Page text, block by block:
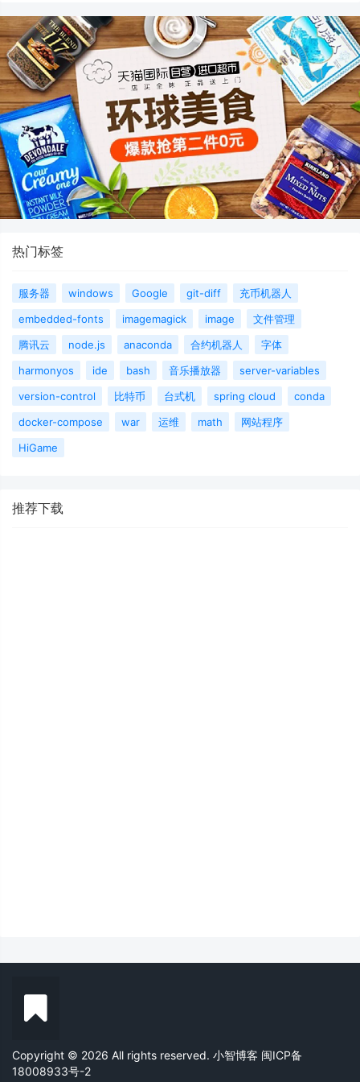
热门标签
服务器 windows Google git-diff
充币机器人
embedded-fonts
imagemagick image
文件管理
腾讯云
node.js anaconda 合约机器人
字体
harmonyos
ide bash 音乐播放器
server-variables
version-control
比特币 台式机 spring cloud
conda
docker-compose
war 运维 math
网站程序
HiGame
推荐下载
Copyright © 2026 All rights reserved. 小智博客 闽ICP备
18008933号-2